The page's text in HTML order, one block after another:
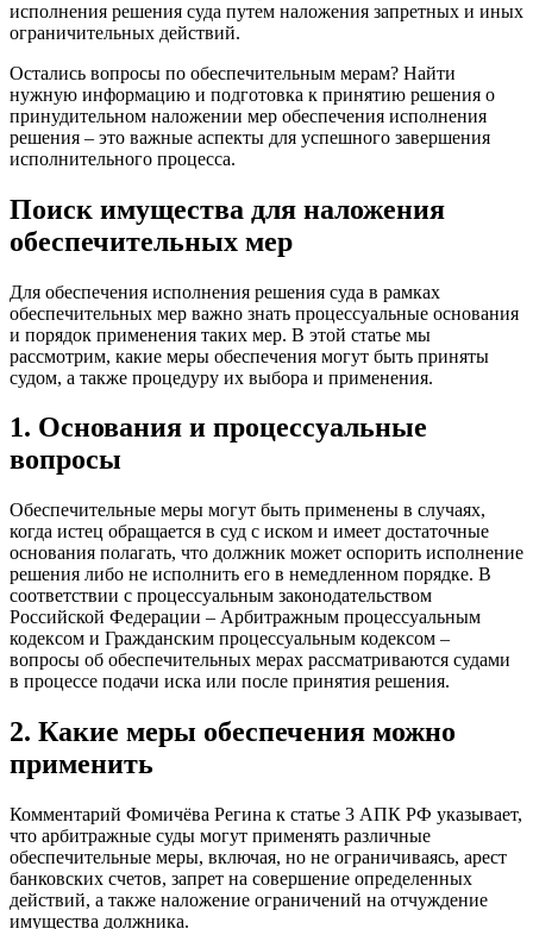
исполнения решения суда путем наложения запретных и иных
ограничительных действий.
Остались вопросы по обеспечительным мерам? Найти
нужную информацию и подготовка к принятию решения о
принудительном наложении мер обеспечения исполнения
решения – это важные аспекты для успешного завершения
исполнительного процесса.
Поиск имущества для наложения
обеспечительных мер
Для обеспечения исполнения решения суда в рамках
обеспечительных мер важно знать процессуальные основания
и порядок применения таких мер. В этой статье мы
рассмотрим, какие меры обеспечения могут быть приняты
судом, а также процедуру их выбора и применения.
1. Основания и процессуальные
вопросы
Обеспечительные меры могут быть применены в случаях,
когда истец обращается в суд с иском и имеет достаточные
основания полагать, что должник может оспорить исполнение
решения либо не исполнить его в немедленном порядке. В
соответствии с процессуальным законодательством
Российской Федерации – Арбитражным процессуальным
кодексом и Гражданским процессуальным кодексом –
вопросы об обеспечительных мерах рассматриваются судами
в процессе подачи иска или после принятия решения.
2. Какие меры обеспечения можно
применить
Комментарий Фомичёва Регина к статье 3 АПК РФ указывает,
что арбитражные суды могут применять различные
обеспечительные меры, включая, но не ограничиваясь, арест
банковских счетов, запрет на совершение определенных
действий, а также наложение ограничений на отчуждение
имущества должника.